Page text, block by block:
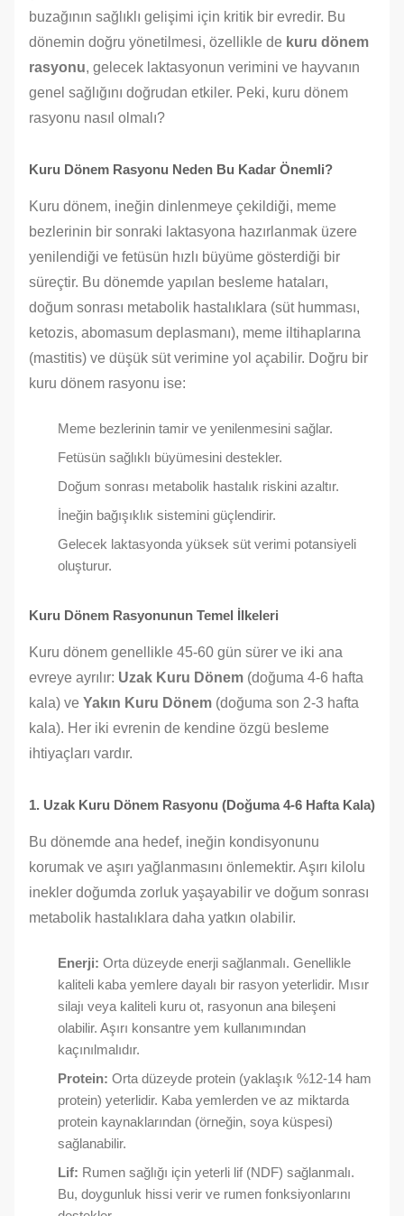
buzağının sağlıklı gelişimi için kritik bir evredir. Bu
dönemin doğru yönetilmesi, özellikle de kuru dönem
rasyonu, gelecek laktasyonun verimini ve hayvanın
genel sağlığını doğrudan etkiler. Peki, kuru dönem
rasyonu nasıl olmalı?
Kuru Dönem Rasyonu Neden Bu Kadar Önemli?
Kuru dönem, ineğin dinlenmeye çekildiği, meme
bezlerinin bir sonraki laktasyona hazırlanmak üzere
yenilendiği ve fetüsün hızlı büyüme gösterdiği bir
süreçtir. Bu dönemde yapılan besleme hataları,
doğum sonrası metabolik hastalıklara (süt humması,
ketozis, abomasum deplasmanı), meme iltihaplarına
(mastitis) ve düşük süt verimine yol açabilir. Doğru bir
kuru dönem rasyonu ise:
Meme bezlerinin tamir ve yenilenmesini sağlar.
Fetüsün sağlıklı büyümesini destekler.
Doğum sonrası metabolik hastalık riskini azaltır.
İneğin bağışıklık sistemini güçlendirir.
Gelecek laktasyonda yüksek süt verimi potansiyeli
oluşturur.
Kuru Dönem Rasyonunun Temel İlkeleri
Kuru dönem genellikle 45-60 gün sürer ve iki ana
evreye ayrılır: Uzak Kuru Dönem (doğuma 4-6 hafta
kala) ve Yakın Kuru Dönem (doğuma son 2-3 hafta
kala). Her iki evrenin de kendine özgü besleme
ihtiyaçları vardır.
1. Uzak Kuru Dönem Rasyonu (Doğuma 4-6 Hafta Kala)
Bu dönemde ana hedef, ineğin kondisyonunu
korumak ve aşırı yağlanmasını önlemektir. Aşırı kilolu
inekler doğumda zorluk yaşayabilir ve doğum sonrası
metabolik hastalıklara daha yatkın olabilir.
Enerji: Orta düzeyde enerji sağlanmalı. Genellikle
kaliteli kaba yemlere dayalı bir rasyon yeterlidir. Mısır
silajı veya kaliteli kuru ot, rasyonun ana bileşeni
olabilir. Aşırı konsantre yem kullanımından
kaçınılmalıdır.
Protein: Orta düzeyde protein (yaklaşık %12-14 ham
protein) yeterlidir. Kaba yemlerden ve az miktarda
protein kaynaklarından (örneğin, soya küspesi)
sağlanabilir.
Lif: Rumen sağlığı için yeterli lif (NDF) sağlanmalı.
Bu, doygunluk hissi verir ve rumen fonksiyonlarını